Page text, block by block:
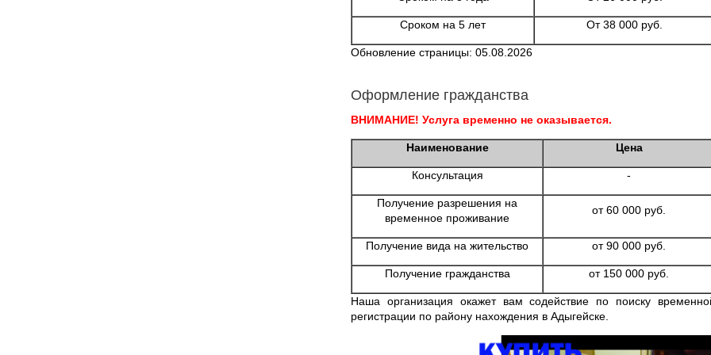
Сроком на 5 лет От 38 000 руб.
Обновление страницы: 05.08.2026
Оформление гражданства
ВНИМАНИЕ! Услуга временно не оказывается.
Наименование Цена
Консультация -
Получение разрешения на
временное проживание
от 60 000 руб.
Получение вида на жительство от 90 000 руб.
Получение гражданства от 150 000 руб.
Наша организация окажет вам содействие по поиску
регистрации по району нахождения в Адыгейске.